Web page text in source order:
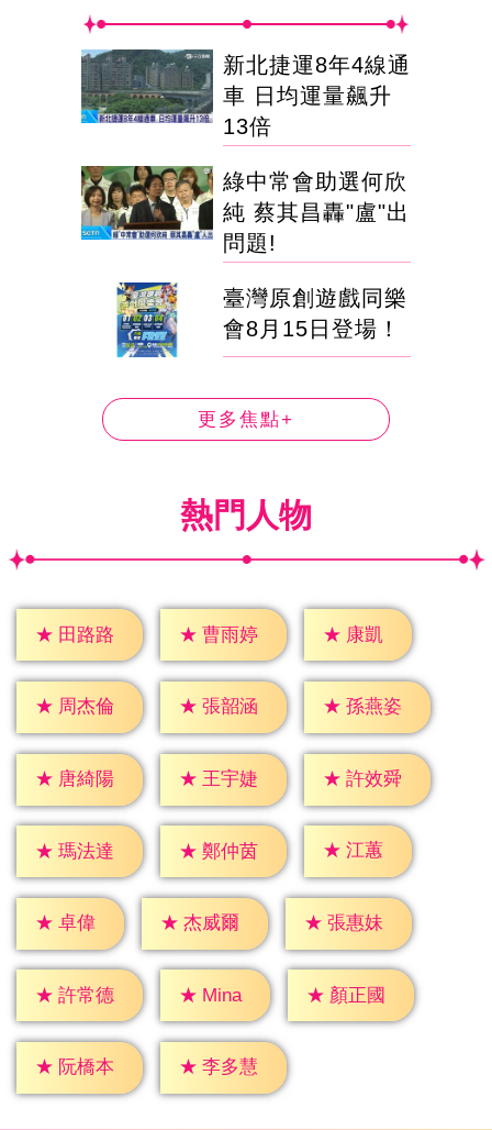
新北捷運8年4線通
車 日均運量飆升
13倍
綠中常會助選何欣
純 蔡其昌轟"盧"出
問題!
臺灣原創遊戲同樂
會8月15日登場！
更多焦點+
熱門人物
★ 田路路 ★ 曹雨婷 ★ 康凱
★ 周杰倫 ★ 張韶涵 ★ 孫燕姿
★ 唐綺陽 ★ 王宇婕 ★ 許效舜
★ 瑪法達 ★ 鄭仲茵 ★ 江蕙
★ 卓偉 ★ 杰威爾 ★ 張惠妹
★ 許常德 ★ Mina ★ 顏正國
★ 阮橋本 ★ 李多慧